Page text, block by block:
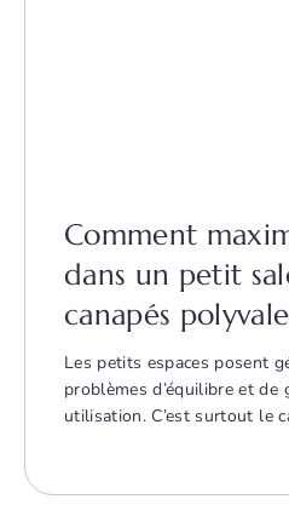
Comment
dans un petit
canapés
Les petits espaces posent
problèmes d’équilibre et
utilisation. C’est surtout le